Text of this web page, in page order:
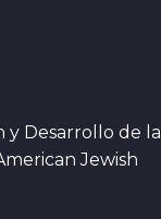
y Desarrollo de la
Jewish